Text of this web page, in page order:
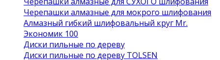
Черепашки алмазные для мокрого шлифования
Алмазный гибкий шлифовальный круг Mr.
Экономик 100
Диски пильные по дереву
Диски пильные по дереву TOLSEN